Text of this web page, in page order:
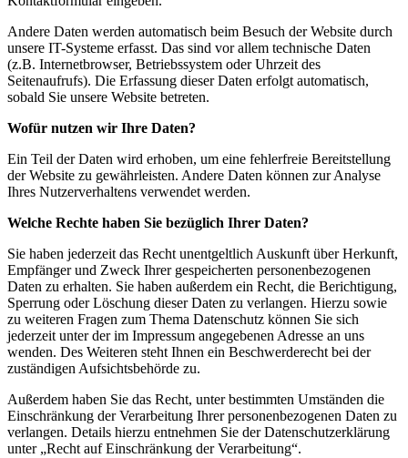
Andere Daten werden automatisch beim Besuch der Website durch
unsere IT-Systeme erfasst. Das sind vor allem technische Daten
(z.B. Internetbrowser, Betriebssystem oder Uhrzeit des
Seitenaufrufs). Die Erfassung dieser Daten erfolgt automatisch,
sobald Sie unsere Website betreten.
Wofür nutzen wir Ihre Daten?
Ein Teil der Daten wird erhoben, um eine fehlerfreie Bereitstellung
der Website zu gewährleisten. Andere Daten können zur Analyse
Ihres Nutzerverhaltens verwendet werden.
Welche Rechte haben Sie bezüglich Ihrer Daten?
Sie haben jederzeit das Recht unentgeltlich Auskunft über Herkunft,
Empfänger und Zweck Ihrer gespeicherten personenbezogenen
Daten zu erhalten. Sie haben außerdem ein Recht, die Berichtigung,
Sperrung oder Löschung dieser Daten zu verlangen. Hierzu sowie
zu weiteren Fragen zum Thema Datenschutz können Sie sich
jederzeit unter der im Impressum angegebenen Adresse an uns
wenden. Des Weiteren steht Ihnen ein Beschwerderecht bei der
zuständigen Aufsichtsbehörde zu.
Außerdem haben Sie das Recht, unter bestimmten Umständen die
Einschränkung der Verarbeitung Ihrer personenbezogenen Daten zu
verlangen. Details hierzu entnehmen Sie der Datenschutzerklärung
unter „Recht auf Einschränkung der Verarbeitung“.